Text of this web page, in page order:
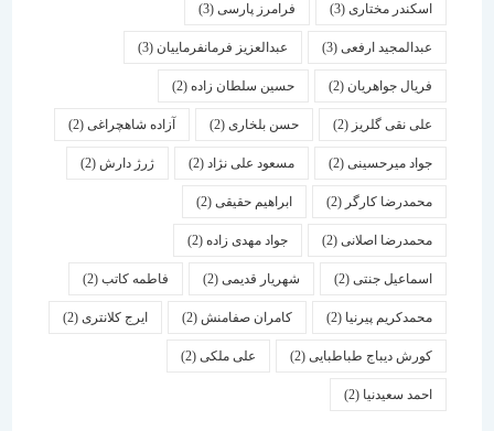
اسكندر مختاری (3) فرامرز پارسی(3)
عبدالمجید ارفعی(3) عبدالعزیز فرمانفرماییان(3)
فریال جواهریان(2) حسین سلطان زاده(2)
علی نقی گلریز(2) حسن بلخاری(2) آزاده شاهچراغی(2)
جواد میرحسینی(2) مسعود علی نژاد(2) ژرژ دارش (2)
محمدرضا کارگر(2) ابراهیم حقیقی(2)
محمدرضا اصلانی(2) جواد مهدی زاده(2)
اسماعیل جنتی(2) شهریار قدیمی(2) فاطمه کاتب(2)
محمدکریم پیرنیا (2) کامران صفامنش(2) ایرج کلانتری (2)
کورش دیباج طباطبایی(2) علی ملکی(2)
احمد سعیدنیا (2)